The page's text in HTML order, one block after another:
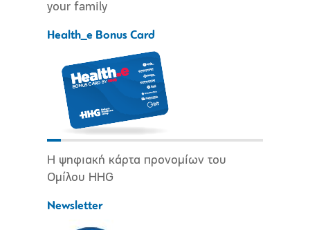
your family
Health_e Bonus Card
Η ψηφιακή κάρτα προνομίων του
Ομίλου HHG
Newsletter